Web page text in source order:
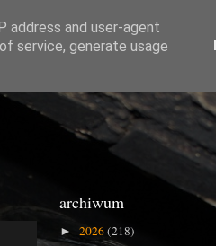
archiwum
► 2026(218)
address and user-agent
service, generate usage